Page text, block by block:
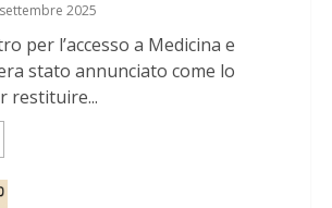
2025
per l’accesso a Medicina e
stato annunciato come lo
restituire...